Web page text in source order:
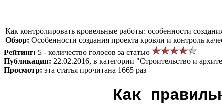
Как контролировать кровельные работы: особенности
Обзор: Особенности создания проекта кровли и контроль
Рейтинг: 5 - количество голосов за статью
Публикация: 22.02.2016, в категории "Строительство и
Просмотр: эта статья прочитана 1665 раз
Как